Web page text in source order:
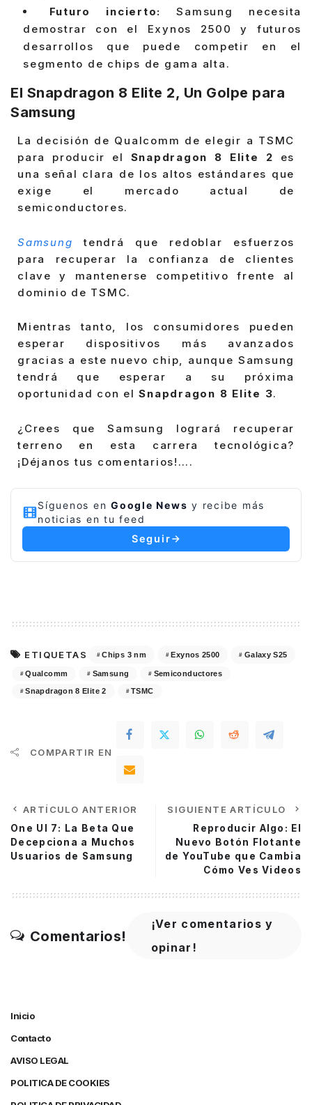
Futuro incierto:
Samsung necesita
demostrar con el Exynos 2500 y futuros
desarrollos que puede competir en el
segmento de chips de gama alta.
El Snapdragon 8 Elite 2, Un Golpe para
Samsung
La decisión de Qualcomm de elegir a TSMC
para producir el Snapdragon 8 Elite 2 es
una señal clara de los altos estándares que
exige el mercado actual de
semiconductores.
Samsung
tendrá que redoblar esfuerzos
para recuperar la confianza de clientes
clave y mantenerse competitivo frente al
dominio de TSMC.
Mientras tanto, los consumidores pueden
esperar dispositivos más avanzados
gracias a este nuevo chip, aunque Samsung
tendrá que esperar a su próxima
oportunidad con elSnapdragon 8 Elite 3.
¿Crees que Samsung logrará recuperar
terreno en esta carrera tecnológica?
¡Déjanos tus comentarios!….
Síguenos en Google News y recibe más
noticias en tu feed
Seguir
ETIQUETAS Chips 3 nm Exynos 2500 Galaxy S25
Qualcomm Samsung Semiconductores
Snapdragon 8 Elite 2 TSMC
COMPARTIR EN
ARTÍCULO ANTERIOR
One UI 7: La Beta Que
Decepciona a Muchos
Usuarios de Samsung
SIGUIENTE ARTÍCULO
Reproducir Algo: El
Nuevo Botón Flotante
de YouTube que Cambia
Cómo Ves Videos
Comentarios!
¡Ver comentarios y
opinar!
Inicio
Contacto
AVISO LEGAL
POLITICA DE COOKIES